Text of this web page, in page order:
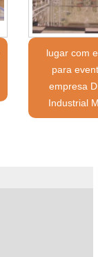
lugar com
para
empresa
Industrial